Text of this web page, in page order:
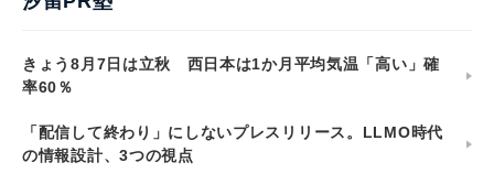
きょう8月7日は立秋 西日本は1か月平均気温「高い」確
率60％
「配信して終わり」にしないプレスリリース。LLMO時代
の情報設計、3つの視点